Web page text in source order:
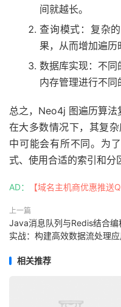
间就越长。
查询模式：复杂
果，从而增加遍历
数据库实现：不同
内存管理进行不同
总之，Neo4j 图遍历算法
在大多数情况下，其复
中可能会有所不同。为
式、使用合适的索引和分
AD： 【域名主机商优惠推送
上一篇
Java消息队列与Redis结合编
实战：构建高效数据流处理应
相关推荐